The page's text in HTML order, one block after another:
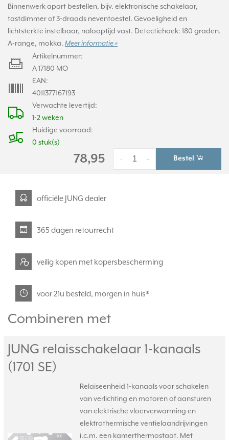
Binnenwerk apart bestellen, bijv. elektronische schakelaar,
tastdimmer of 3-draads neventoestel. Gevoeligheid en
lichtsterkte instelbaar, nalooptijd vast. Detectiehoek: 180 graden.
A-range, mokka. Meer informatie »
Verwachte levertijd:
1-2 weken
Huidige voorraad:
0 stuk(s)
Artikelnummer:
A 17180 MO
EAN:
4011377167193
78,95 +
- Bestel
officiële JUNG dealer
365 dagen retourrecht
veilig kopen met kopersbescherming
voor 21u besteld, morgen in huis*
Combineren met
JUNG relaisschakelaar 1-kanaals
(1701 SE)
Relaiseenheid 1-kanaals voor schakelen
van verlichting en motoren of aansturen
van elektrische vloerverwarming en
elektrothermische ventielaandrijvingen
i.c.m. een kamerthermostaat. Met